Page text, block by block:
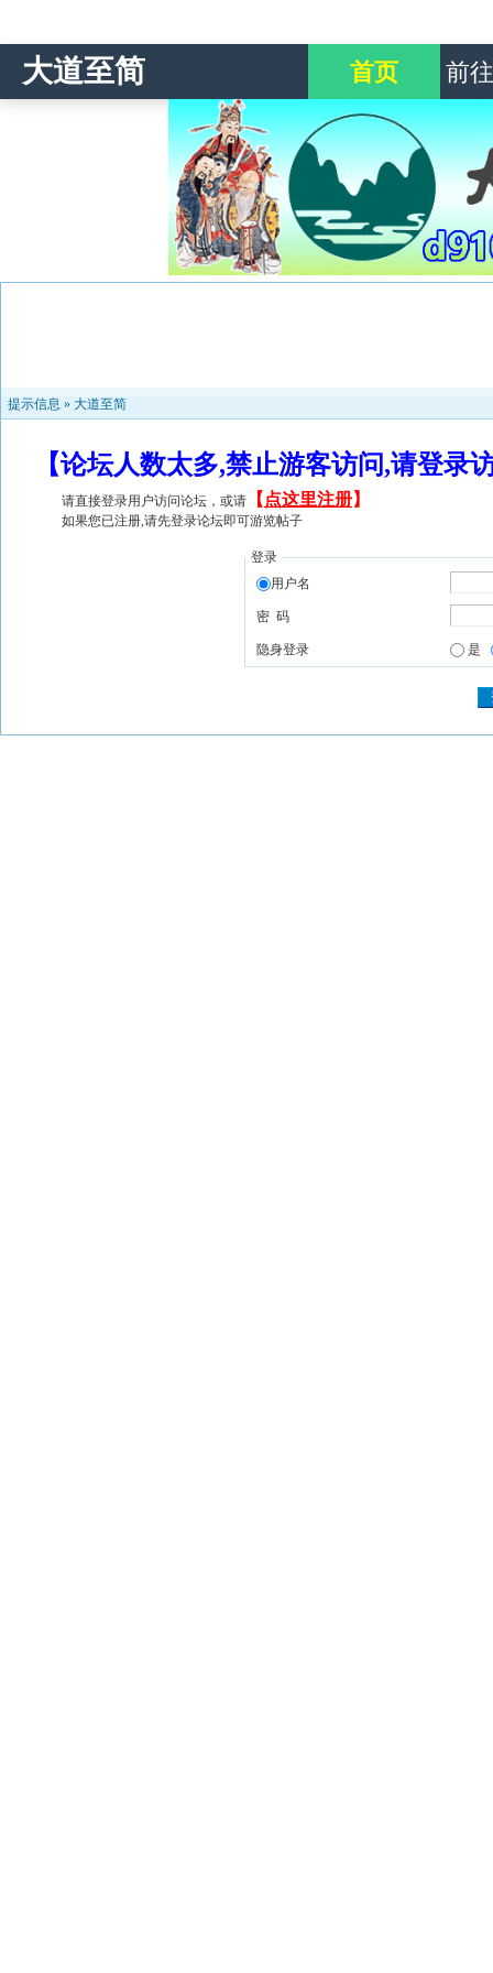
大道至简 首页 前
提示信息 » 大道至简
【论坛人数太多,禁止游客访问,请登
请直接登录用户访问论坛，或请 【 点这里注册】
如果您已注册,请先登录论坛即可游览帖子
登录
用户名
密 码
隐身登录 是